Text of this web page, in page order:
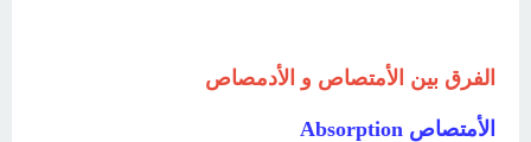
الفرق بين الأمتصاص و الأدمصاص
الأمتصاص Absorption